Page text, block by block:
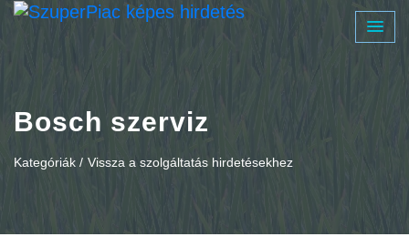
Bosch szerviz
Kategóriák / Vissza a szolgáltatás hirdetésekhez